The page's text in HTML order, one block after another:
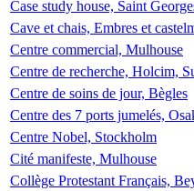
Case study house, Saint
Cave et chais, Embres et
Centre commercial, Mulhouse
Centre de recherche, Holcim,
Centre de soins de jour, Bègles
Centre des 7 ports jumelés,
Centre Nobel, Stockholm
Cité manifeste, Mulhouse
Collège Protestant Français,